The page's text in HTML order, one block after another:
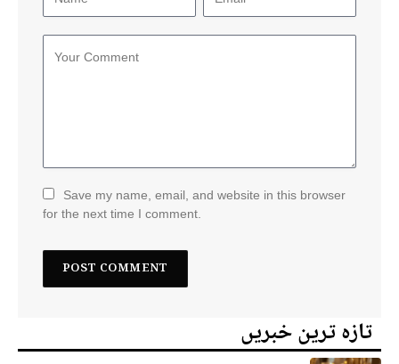
Save my name, email, and website in this browser
for the next time I comment.
تازہ ترین خبریں